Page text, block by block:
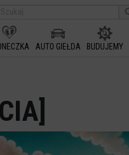
AUTO GIEŁDA BUDUJEMY